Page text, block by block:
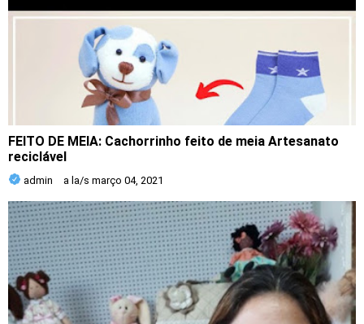
FEITO DE MEIA: Cachorrinho feito de meia Artesanato
reciclável
admin a la/s março 04, 2021